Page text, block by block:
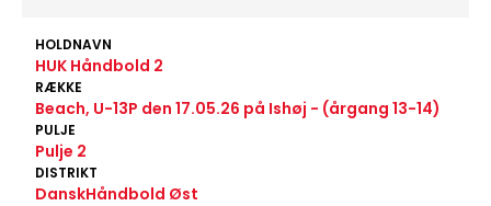
HOLDNAVN
HUK Håndbold 2
RÆKKE
Beach, U-13P den 17.05.26 på Ishøj - (årgang 13-14)
PULJE
Pulje 2
DISTRIKT
DanskHåndbold Øst